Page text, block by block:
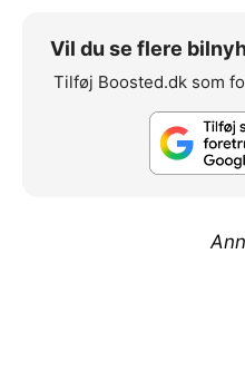
Vil du se flere
Tilføj Boosted.dk som